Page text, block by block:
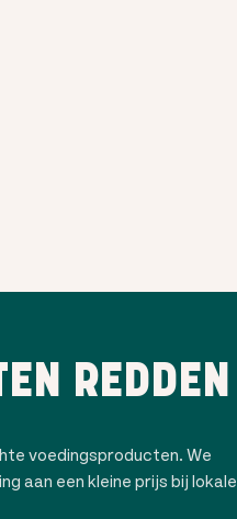
REDDEN
voedingsproducten. We
aan een kleine prijs bij lokale